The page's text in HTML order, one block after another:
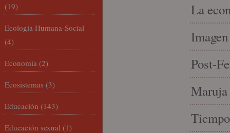
La
Post-
Maruja
(19)
Ecología Humana-Social
(4)
Economía (2)
Ecosistemas (3)
Educación (143)
Educación sexual (1)